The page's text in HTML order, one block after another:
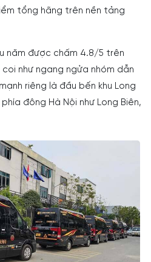
tổng hãng trên nền tảng
năm được chấm 4.8/5 trên
như ngang ngửa nhóm dẫn
riêng là đầu bến khu Long
đông Hà Nội như Long Biên,